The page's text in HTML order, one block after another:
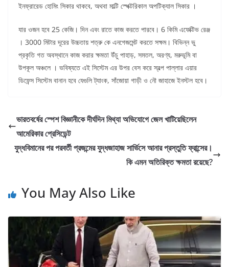
ইনফ্রারেড হোমিং সিকার থাকবে, অথবা মাল্টি স্পেক্টরিকাল অপটিক্যাল সিকার ।
যার ওজন হবে 25 কেজি। দিন এবং রাতে কাজ করতে পারবে। 6 কিমি এফেক্টিভ রেঞ্জ
। 3000 মিটার দূরের উচ্চতায় শত্রু কে এনগেজমেন্ট করতে সক্ষম। বিভিন্ন ভু
প্রকৃতি গত অবস্থানে কাজ করার ক্ষমতা উঁচু পাহাড়, সমতল, অরণ্য, মরুভূমি বা
উপকূল অঞ্চলে । ভবিষ্যতে এই সিস্টেম এর উপর বেস করে স্বল্প পাল্লার এয়ার
ডিফেন্স সিস্টেম বানান হবে যেগুলি ট্যাংক, সাঁজোয়া গাড়ী ও নৌ জাহাজে ইনস্টল হবে।
ভারতবর্ষের স্পেশ বিজ্ঞানীকে দীর্ঘদিন মিথ্যা অভিযোগে জেল খাটিয়েছিলেন
আমেরিকার প্রেসিডেন্ট
যুদ্ধবিমানের পর পরবর্তী প্রজন্মের যুদ্ধজাহাজ সার্ভিসে আনার প্রস্তুতি ফ্রান্সের।
কি এমন অতিরিক্ত ক্ষমতা রয়েছে?
You May Also Like